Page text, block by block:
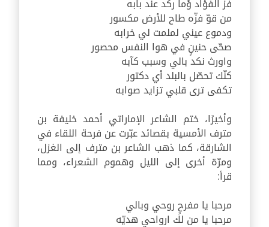
من قوّ فزّه طاح للأرض مكسور
ودموع عيني لملمت لي خرابه
صحّى حنينٍ في هوا النفس محصور
واورث نكد بالي وسبب كآبه
كنّك تحصّل بالبلد أي دكتور
تكفى ترى قلبي تزايد صوابه
وأخيرًا، ختم الشاعر الإماراتي أحمد خليفة بن
مترف الأمسية بقصائد عبّرت عن فرحة اللقاء في
الشارقة، كما ذهب الشاعر بن مترف إلى الغزل،
ومرّة أخرى إلى الليل وهموم الشعراء، ومما
قرأ:
مرحبا يا مفرحٍ روحي وبالي
مرحبا يا من لك ارواحي هديّه